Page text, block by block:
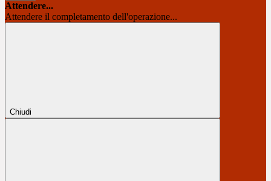
Attendere...
Attendere il completamento dell'operazione...
Chiudi